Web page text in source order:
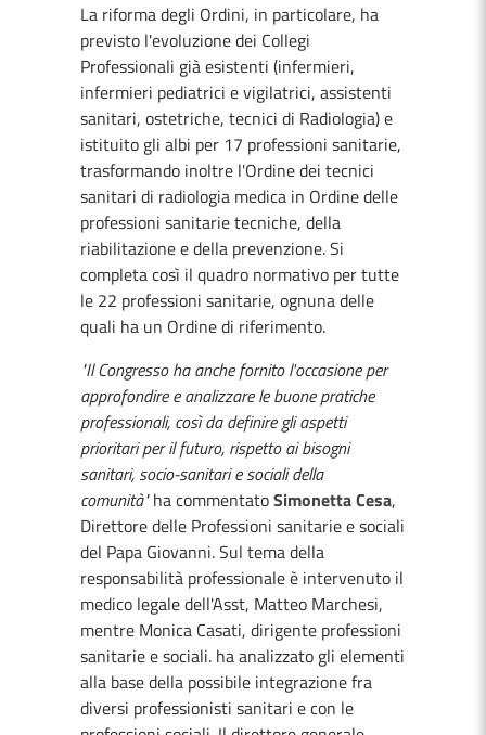
La riforma degli Ordini, in particolare, ha
previsto l'evoluzione dei Collegi
Professionali già esistenti (infermieri,
infermieri pediatrici e vigilatrici, assistenti
sanitari, ostetriche, tecnici di Radiologia) e
istituito gli albi per 17 professioni sanitarie,
trasformando inoltre l'Ordine dei tecnici
sanitari di radiologia medica in Ordine delle
professioni sanitarie tecniche, della
riabilitazione e della prevenzione. Si
completa così il quadro normativo per tutte
le 22 professioni sanitarie, ognuna delle
quali ha un Ordine di riferimento.
"Il Congresso ha anche fornito l'occasione per
approfondire e analizzare le buone pratiche
professionali, così da definire gli aspetti
prioritari per il futuro, rispetto ai bisogni
sanitari, socio-sanitari e sociali della
comunità"ha commentatoSimonetta Cesa,
Direttore delle Professioni sanitarie e sociali
del Papa Giovanni. Sul tema della
responsabilità professionale è intervenuto il
medico legale dell'Asst, Matteo Marchesi,
mentre Monica Casati, dirigente professioni
sanitarie e sociali. ha analizzato gli elementi
alla base della possibile integrazione fra
diversi professionisti sanitari e con le